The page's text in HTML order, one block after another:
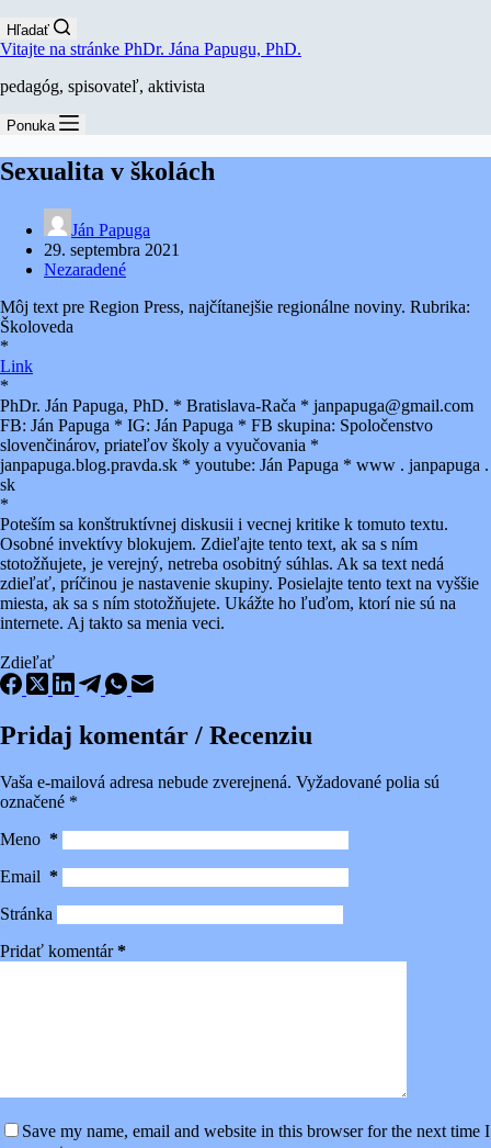
Hľadať
Vitajte na stránke PhDr. Jána Papugu, PhD.
pedagóg, spisovateľ, aktivista
Ponuka
Sexualita v školách
Ján Papuga
29. septembra 2021
Nezaradené
Môj text pre Region Press, najčítanejšie regionálne noviny. Rubrika:
Školoveda
*
Link
*
PhDr. Ján Papuga, PhD. * Bratislava-Rača * janpapuga@gmail.com
FB: Ján Papuga * IG: Ján Papuga * FB skupina: Spoločenstvo
slovenčinárov, priateľov školy a vyučovania *
janpapuga.blog.pravda.sk * youtube: Ján Papuga * www . janpapuga .
sk
*
Poteším sa konštruktívnej diskusii i vecnej kritike k tomuto textu.
Osobné invektívy blokujem. Zdieľajte tento text, ak sa s ním
stotožňujete, je verejný, netreba osobitný súhlas. Ak sa text nedá
zdieľať, príčinou je nastavenie skupiny. Posielajte tento text na vyššie
miesta, ak sa s ním stotožňujete. Ukážte ho ľuďom, ktorí nie sú na
internete. Aj takto sa menia veci.
Zdieľať
Pridaj komentár / Recenziu
Vaša e-mailová adresa nebude zverejnená. Vyžadované polia sú
označené *
Meno *
Email *
Stránka
Pridať komentár*
Save my name, email and website in this browser for the next time I